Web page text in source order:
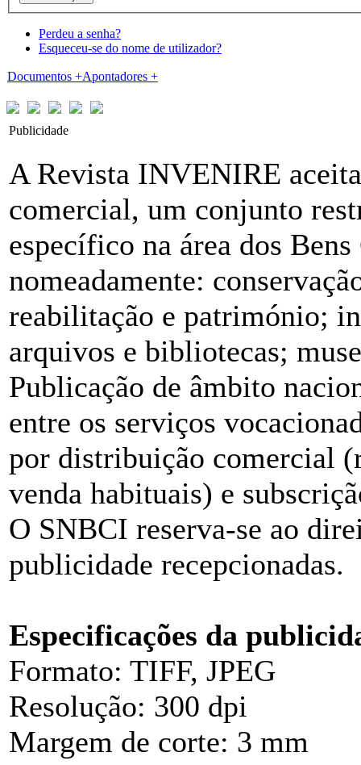
Perdeu a senha?
Esqueceu-se do nome de utilizador?
Documentos +Apontadores +
Publicidade
A Revista INVENIRE
comercial, um conjunto
específico na área dos
nomeadamente:
reabilitação e património;
arquivos e bibliotecas;
Publicação de âmbito
entre os serviços
por distribuição comercial
venda habituais) e
O SNBCI reserva-se ao
publicidade recepcionadas.
Especificações da
Formato: TIFF, JPEG
Resolução: 300 dpi
Margem de corte: 3 mm